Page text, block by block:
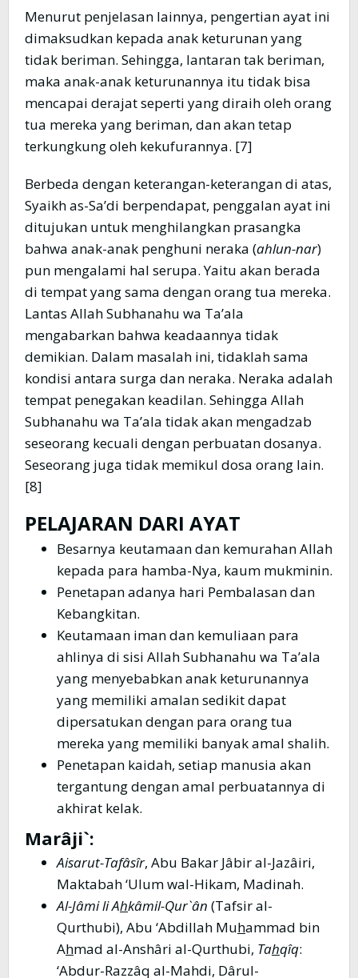
Menurut penjelasan lainnya, pengertian ayat ini
dimaksudkan kepada anak keturunan yang
tidak beriman. Sehingga, lantaran tak beriman,
maka anak-anak keturunannya itu tidak bisa
mencapai derajat seperti yang diraih oleh orang
tua mereka yang beriman, dan akan tetap
terkungkung oleh kekufurannya. [7]
Berbeda dengan keterangan-keterangan di atas,
Syaikh as-Sa’di berpendapat, penggalan ayat ini
ditujukan untuk menghilangkan prasangka
bahwa anak-anak penghuni neraka (ahlun-nar)
pun mengalami hal serupa. Yaitu akan berada
di tempat yang sama dengan orang tua mereka.
Lantas Allah Subhanahu wa Ta’ala
mengabarkan bahwa keadaannya tidak
demikian. Dalam masalah ini, tidaklah sama
kondisi antara surga dan neraka. Neraka adalah
tempat penegakan keadilan. Sehingga Allah
Subhanahu wa Ta’ala tidak akan mengadzab
seseorang kecuali dengan perbuatan dosanya.
Seseorang juga tidak memikul dosa orang lain.
[8]
PELAJARAN DARI AYAT
Besarnya keutamaan dan kemurahan Allah
kepada para hamba-Nya, kaum mukminin.
Penetapan adanya hari Pembalasan dan
Kebangkitan.
Keutamaan iman dan kemuliaan para
ahlinya di sisi Allah Subhanahu wa Ta’ala
yang menyebabkan anak keturunannya
yang memiliki amalan sedikit dapat
dipersatukan dengan para orang tua
mereka yang memiliki banyak amal shalih.
Penetapan kaidah, setiap manusia akan
tergantung dengan amal perbuatannya di
akhirat kelak.
Marâji`:
Aisarut-Tafâsîr, Abu Bakar Jâbir al-Jazâiri,
Maktabah ‘Ulum wal-Hikam, Madinah.
Al-Jâmi li Ahkâmil-Qur`ân (Tafsir al-
Qurthubi), Abu ‘Abdillah Muhammad bin
Ahmad al-Anshâri al-Qurthubi, Tahqîq:
‘Abdur-Razzâq al-Mahdi, Dârul-